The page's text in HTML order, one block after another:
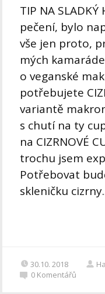
TIP NA
pečení, bylo
vše jen proto,
mých
o veganské
potřebujete
variantě
s chutí na ty
na CIZRNOVÉ
trochu jsem
Potřebovat
skleničku
30.10. 2018
0 Komentářů